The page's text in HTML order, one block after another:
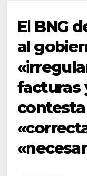
El BNG
al
facturas